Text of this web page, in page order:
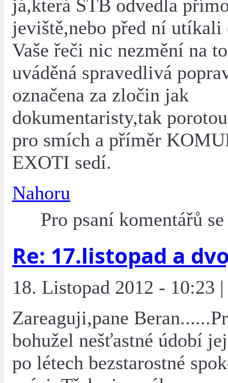
já,která STB odvedla
jeviště,nebo před ní utíkali
Vaše řeči nic nezmění na
uváděná spravedlivá
označena za zločin jak
dokumentaristy,tak
pro smích a příměr
EXOTI sedí.
Nahoru
Pro psaní komentářů
Re: 17.listopad a
18. Listopad 2012 - 10:23
Zareaguji,pane
bohužel nešťastné údobí
po létech bezstarostné